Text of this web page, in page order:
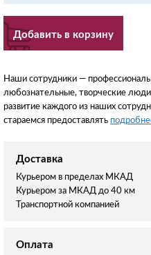
Добавить в корзину
Наши сотрудники —
любознательные, творческие
развитие каждого из наших
стараемся предоставлять
Доставка
Курьером в пределах МКАД
Курьером за МКАД до 40 км
Транспортной компанией
Оплата